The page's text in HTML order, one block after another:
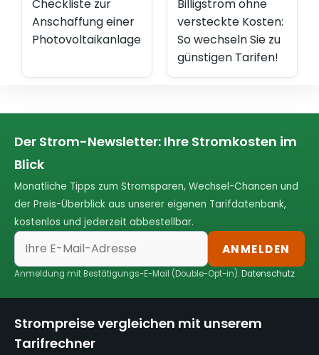
Checkliste zur
Anschaffung einer
Photovoltaikanlage
Billigstrom ohne
versteckte Kosten:
So wechseln Sie zu
günstigen Tarifen!
Der Strom-Newsletter: Ihre Stromkosten im
Blick
Monatliche Tipps zum Stromsparen, Wechsel-Chancen und
der Preis-Überblick aus unserer eigenen Tarifdatenbank,
kostenlos und jederzeit abbestellbar.
ANMELDEN
Anmeldung mit Bestätigungs-E-Mail (Double-Opt-in).Datenschutz
Strompreise vergleichen mit unserem
Tarifrechner